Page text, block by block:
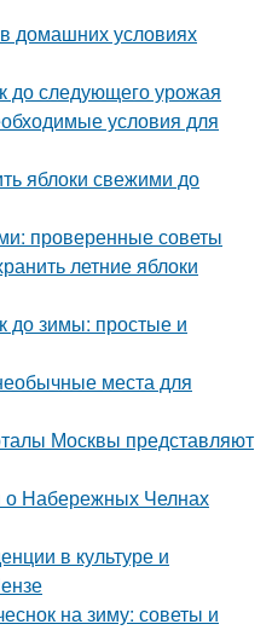
домашних условиях
до следующего урожая
условия для
яблоки свежими до
проверенные советы
летние яблоки
до зимы: простые и
места для
Москвы представляют
о Набережных Челнах
в культуре и
на зиму: советы и